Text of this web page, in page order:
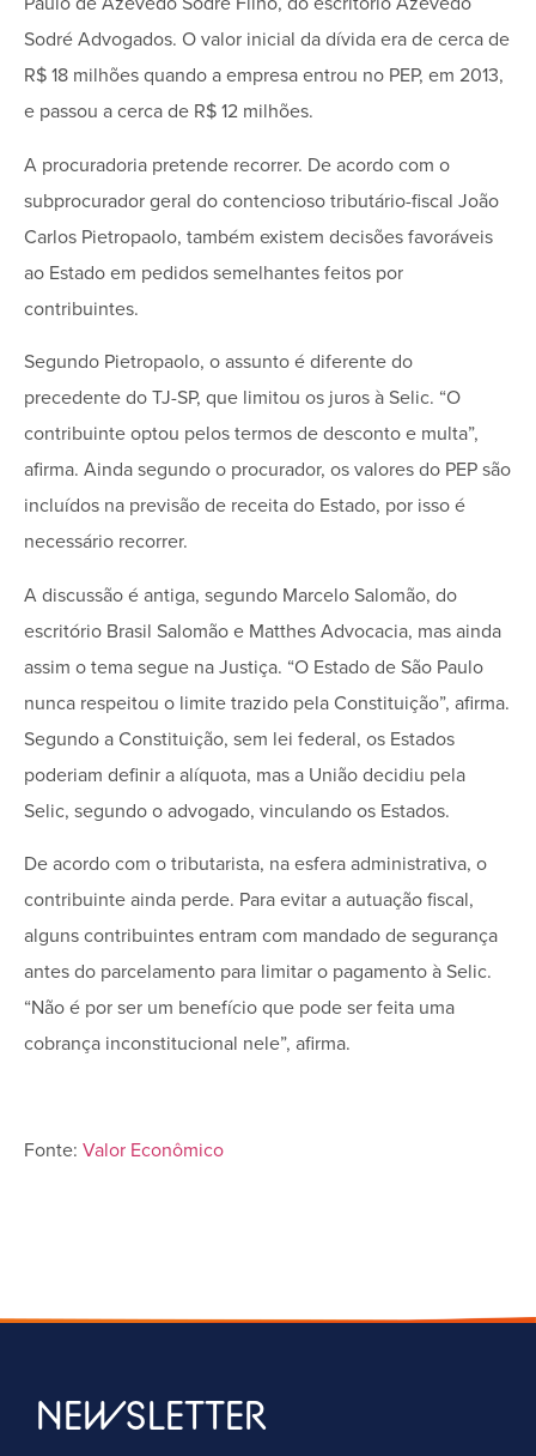
Sodré Advogados. O valor inicial da dívida era de cerca de
R$ 18 milhões quando a empresa entrou no PEP, em 2013,
e passou a cerca de R$ 12 milhões.
A procuradoria pretende recorrer. De acordo com o
subprocurador geral do contencioso tributário-fiscal João
Carlos Pietropaolo, também existem decisões favoráveis
ao Estado em pedidos semelhantes feitos por
contribuintes.
Segundo Pietropaolo, o assunto é diferente do
precedente do TJ-SP, que limitou os juros à Selic. “O
contribuinte optou pelos termos de desconto e multa”,
afirma. Ainda segundo o procurador, os valores do PEP são
incluídos na previsão de receita do Estado, por isso é
necessário recorrer.
A discussão é antiga, segundo Marcelo Salomão, do
escritório Brasil Salomão e Matthes Advocacia, mas ainda
assim o tema segue na Justiça. “O Estado de São Paulo
nunca respeitou o limite trazido pela Constituição”, afirma.
Segundo a Constituição, sem lei federal, os Estados
poderiam definir a alíquota, mas a União decidiu pela
Selic, segundo o advogado, vinculando os Estados.
De acordo com o tributarista, na esfera administrativa, o
contribuinte ainda perde. Para evitar a autuação fiscal,
alguns contribuintes entram com mandado de segurança
antes do parcelamento para limitar o pagamento à Selic.
“Não é por ser um benefício que pode ser feita uma
cobrança inconstitucional nele”, afirma.
Fonte: Valor Econômico
NEWSLETTER